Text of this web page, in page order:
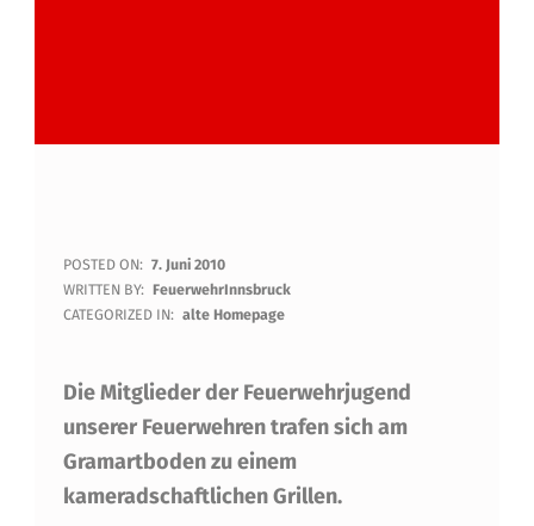
G
R
L
L
E
POSTED ON: 7. Juni 2010
WRITTEN BY: FeuerwehrInnsbruck
CATEGORIZED IN: alte Homepage
Die Mitglieder der Feuerwehrjugend
unserer Feuerwehren trafen sich am
Gramartboden zu einem
kameradschaftlichen Grillen.